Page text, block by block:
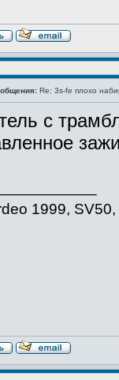
Re: 3s-fe плохо
с
1999,